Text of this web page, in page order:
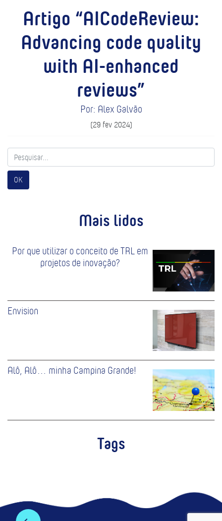
Artigo “AICodeReview:
Advancing code quality
with AI-enhanced
reviews”
Por: Alex Galvão
(29 fev 2024)
OK
Mais lidos
Por que utilizar o conceito de TRL em
projetos de inovação?
Envision
Alô, Alô… minha Campina Grande!
Tags